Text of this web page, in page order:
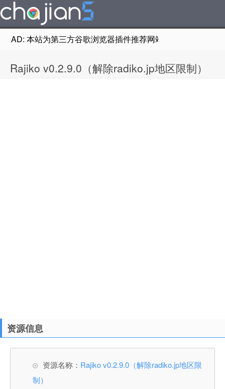
AD: 本站为第三方谷歌浏览器插件推荐网站，非Google
Rajiko v0.2.9.0（解除radiko.jp地区限制）
资源信息
资源名称： Rajiko v0.2.9.0（解除radiko.jp地区限
制）